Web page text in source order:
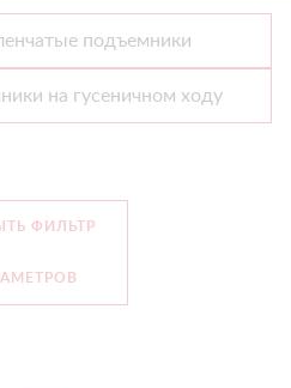
подъемники
на гусеничном ходу
ФИЛЬТР